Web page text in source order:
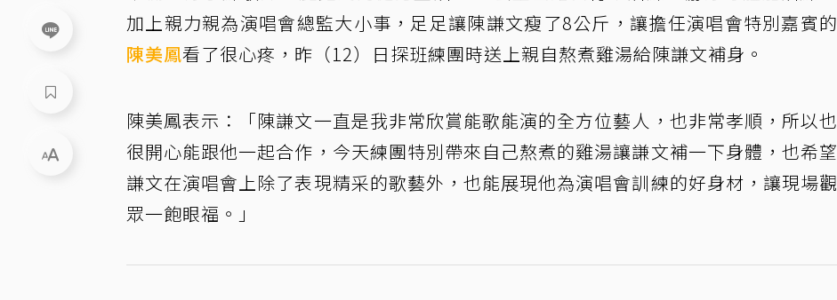
加上親力親為演唱會總監大小事，足足讓陳謙文瘦了8公斤，讓擔任演唱會特別嘉賓的
陳美鳳看了很心疼，昨（12）日探班練團時送上親自熬煮雞湯給陳謙文補身。
陳美鳳表示：「陳謙文一直是我非常欣賞能歌能演的全方位藝人，也非常孝順，所以也
很開心能跟他一起合作，今天練團特別帶來自己熬煮的雞湯讓謙文補一下身體，也希望
謙文在演唱會上除了表現精采的歌藝外，也能展現他為演唱會訓練的好身材，讓現場觀
眾一飽眼福。」